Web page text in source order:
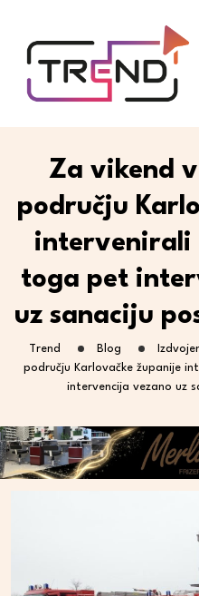
Za vikend
području
intervenirali
toga pet
uz sanaciju
Trend Blog
području Karlovačke županije
intervencija vezano uz